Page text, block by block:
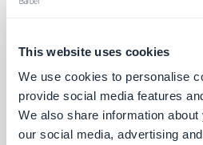
This website uses cookies
We use cookies to personalise
provide social media features
We also share information
our social media, advertising
Animationen in Ihre
Kostenlos
Personalisierter